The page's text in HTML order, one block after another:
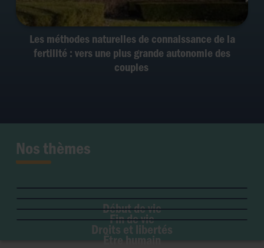
Les méthodes naturelles de connaissance de la
fertilité : vers une plus grande autonomie des
couples
Nos thèmes
Début de vie
Fertilité et grossesse
Embryon
GPA
Avortement
Fin de vie
Euthanasie
Don d'organes
Droits et libertés
Liberté de conscience
Liberté institutionnelle
Accès aux origines
Être humain
Maladie & handicap
Genre & sexualité
Eugénisme
Transhumanisme